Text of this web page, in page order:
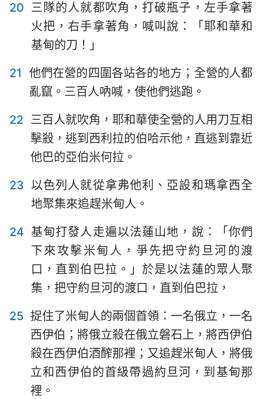
20 三隊的人就都吹角，打破瓶子，左手拿著
火把，右手拿著角，喊叫說：「耶和華和
基甸的刀！」
21
他們在營的四圍各站各的地方；全營的人都
亂竄。三百人吶喊，使他們逃跑。
22 三百人就吹角，耶和華使全營的人用刀互相
擊殺，逃到西利拉的伯哈示他，直逃到靠近
他巴的亞伯米何拉。
23 以色列人就從拿弗他利、亞設和瑪拿西全
地聚集來追趕米甸人。
24 基甸打發人走遍以法蓮山地，說：「你們
下來攻擊米甸人，爭先把守約旦河的渡
口，直到伯巴拉。」於是以法蓮的眾人聚
集，把守約旦河的渡口，直到伯巴拉，
25 捉住了米甸人的兩個首領：一名俄立，一名
西伊伯；將俄立殺在俄立磐石上，將西伊伯
殺在西伊伯酒醡那裡；又追趕米甸人，將俄
立和西伊伯的首級帶過約旦河，到基甸那
裡。